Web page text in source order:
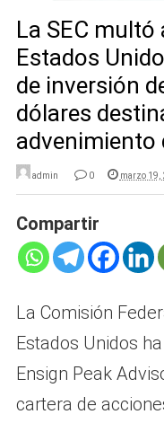
La SEC
Estados
de inversión
dólares
advenimiento
admin 0 marzo 19,
Compartir
La Comisión
Estados Unidos
Ensign Peak
cartera de